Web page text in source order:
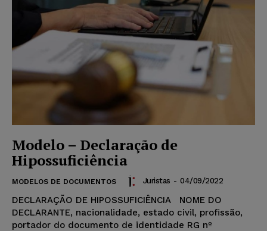
Modelo – Declaração de
Hipossuficiência
MODELOS DE DOCUMENTOS Juristas - 04/09/2022
DECLARAÇÃO DE HIPOSSUFICIÊNCIA NOME DO
DECLARANTE, nacionalidade, estado civil, profissão,
portador do documento de identidade RG nº